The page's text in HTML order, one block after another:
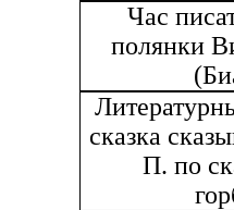
Час
полянки
сказка
П. по